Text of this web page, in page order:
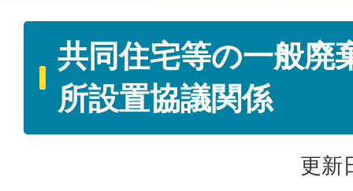
共同住宅等の一般廃
所設置協議関係
更新